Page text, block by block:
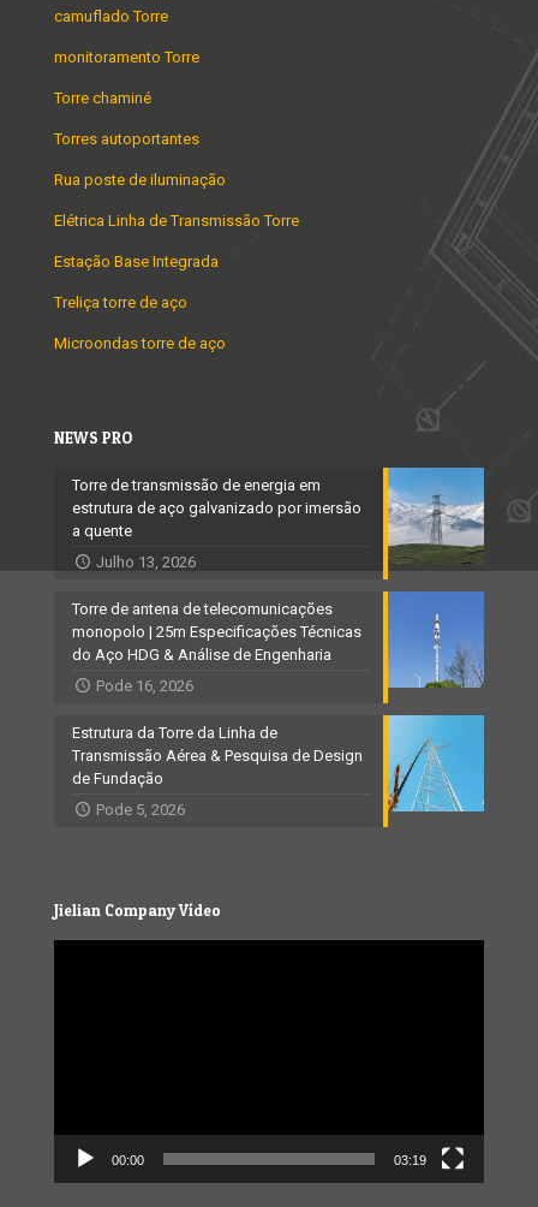
camuflado Torre
monitoramento Torre
Torre chaminé
Torres autoportantes
Rua poste de iluminação
Elétrica Linha de Transmissão Torre
Estação Base Integrada
Treliça torre de aço
Microondas torre de aço
NEWS PRO
Torre de transmissão de energia em
estrutura de aço galvanizado por imersão
a quente
Julho 13, 2026
Torre de antena de telecomunicações
monopolo | 25m Especificações Técnicas
do Aço HDG & Análise de Engenharia
Pode 16, 2026
Estrutura da Torre da Linha de
Transmissão Aérea & Pesquisa de Design
de Fundação
Pode 5, 2026
Jielian Company Vídeo
00:00 03:19